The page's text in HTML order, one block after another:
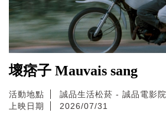
壞痞子 Mauvais sang
活動地點
誠品生活松菸 - 誠品電影院
上映日期
2026/07/31